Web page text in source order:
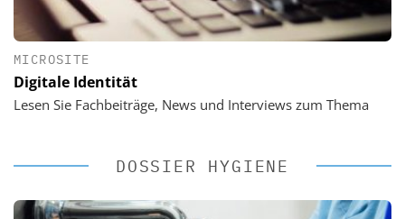
MICROSITE
Digitale Identität
Lesen Sie Fachbeiträge, News und Interviews zum Thema
DOSSIER HYGIENE